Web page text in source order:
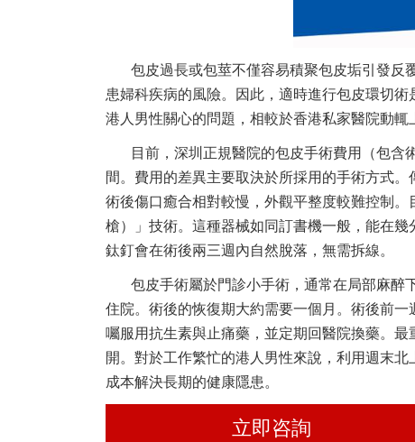
包皮過長或包莖不僅容易積聚包皮垢引發反
患婦科疾病的風險。因此，適時進行包皮環切
港人男性關心的問題，相較於香港私家醫院動輒
目前，深圳正規醫院的包皮手術費用（包
間。費用的差異主要取決於所採用的手術方式
術後傷口癒合相對較慢，外觀平整度較難控制
槍）」技術。這種器械如同訂書機一般，能在
鈦釘會在術後兩三週內自然脫落，無需拆線。
包皮手術屬於門診小手術，通常在局部麻醉
住院。術後的恢復期大約需要一個月。術後前
囑服用抗生素與止痛藥，並定期回醫院換藥。
開。對於工作繁忙的港人男性來說，利用週末
成本解決長期的健康隱患。
立即咨詢